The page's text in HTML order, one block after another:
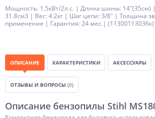
Мощность: 1.5кВт/2л.с. | Длина шины: 14"(35см)
31.8см3 | Вес: 4.2кг | Шаг цепи: 3/8" | Толщина
применение | Гарантия: 24 мес.| (11300113036к)
ОПИСАНИЕ ХАРАКТЕРИСТИКИ АКСЕССУАРЫ
ОТЗЫВЫ И ВОПРОСЫ (0)
Описание бензопилы Stihl